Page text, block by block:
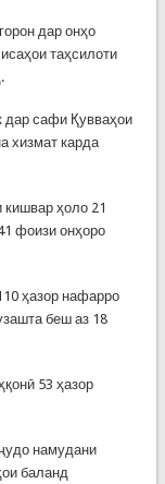
дар онҳо
таҳсилоти
дар сафи Қувваҳои
хизмат карда
ҳоло 21
фоизи онҳоро
ҳазор нафарро
беш аз 18
53 ҳазор
намудани
баланд